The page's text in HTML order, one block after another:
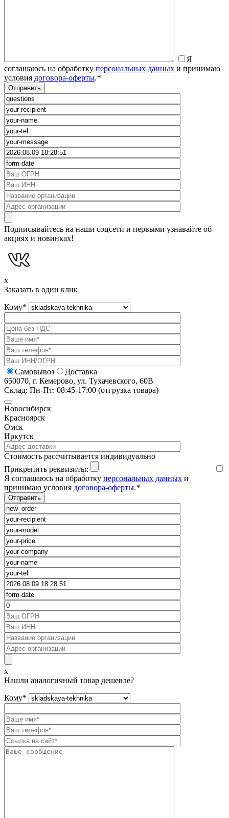
Я
соглашаюсь на обработку персональных данных и принимаю
условия договора-оферты.*
Подписывайтесь на наши соцсети и первыми узнавайте об
акциях и новинках!
x
Заказать в один клик
Кому*
Самовывоз
Доставка
650070, г. Кемерово, ул. Тухачевского, 60В
Склад: Пн-Пт: 08:45-17:00 (отгрузка товара)
Новосибирск
Красноярск
Омск
Иркутск
Cтоимость рассчитывается индивидуально
Прикрепить реквизиты:
Я соглашаюсь на обработку персональных данных и
принимаю условия договора-оферты.*
x
Нашли аналогичный товар дешевле?
Кому*